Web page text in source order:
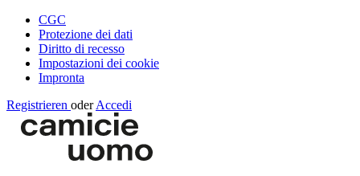
CGC
Protezione dei dati
Diritto di recesso
Impostazioni dei cookie
Impronta
Registrieren oder Accedi